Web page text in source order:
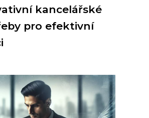
kancelářské
pro efektivní